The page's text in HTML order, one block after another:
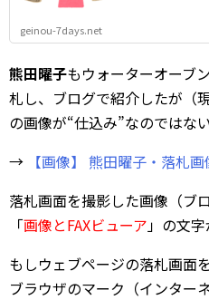
geinou-7days.net
熊田曜子もウォーターオーブ
札し、ブログで紹介したが（
の画像が“仕込み”なのではな
→ 【画像】 熊田曜子・落札画
落札画面を撮影した画像（ブ
「画像とFAXビューア」の文字
もしウェブページの落札画面
ブラウザのマーク（インター